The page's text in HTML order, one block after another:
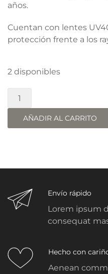
años.
Cuentan con lentes
protección frente a los
2 disponibles
GAFAS
DE
AZUL
AÑADIR AL CARRITO
Envío rápido
Lorem ipsum
consequat
Hecho con
Aenean